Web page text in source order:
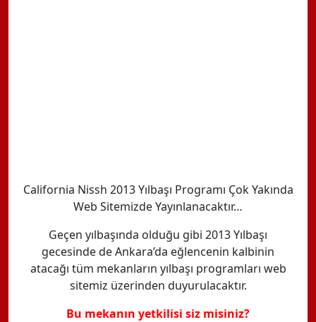
California Nissh 2013 Yılbaşı Programı Çok Yakında
Web Sitemizde Yayınlanacaktır…
Geçen yılbaşında olduğu gibi 2013 Yılbaşı
gecesinde de Ankara’da eğlencenin kalbinin
atacağı tüm mekanların yılbaşı programları web
sitemiz üzerinden duyurulacaktır.
Bu mekanın yetkilisi siz misiniz?